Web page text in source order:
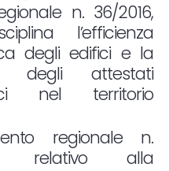
n. 36/2016,
l’efficienza
degli edifici e la
degli attestati
nel territorio
regionale n.
relativo alla